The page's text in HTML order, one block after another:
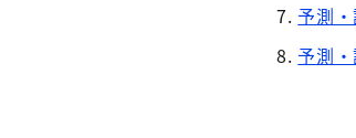
予測・
予測・